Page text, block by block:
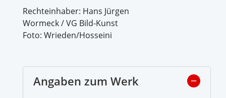
Rechteinhaber: Hans Jürgen
Wormeck / VG Bild-Kunst
Foto: Wrieden/Hosseini
Angaben zum Werk